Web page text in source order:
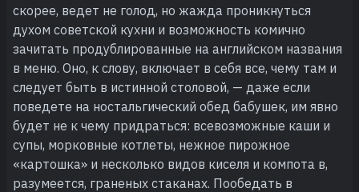
скорее, ведет не голод, но жажда проникнуться
духом советской кухни и возможность комично
зачитать продублированные на английском названия
в меню. Оно, к слову, включает в себя все, чему там и
следует быть в истинной столовой, — даже если
поведете на ностальгический обед бабушек, им явно
будет не к чему придраться: всевозможные каши и
супы, морковные котлеты, нежное пирожное
«картошка» и несколько видов киселя и компота в,
разумеется, граненых стаканах. Пообедать в